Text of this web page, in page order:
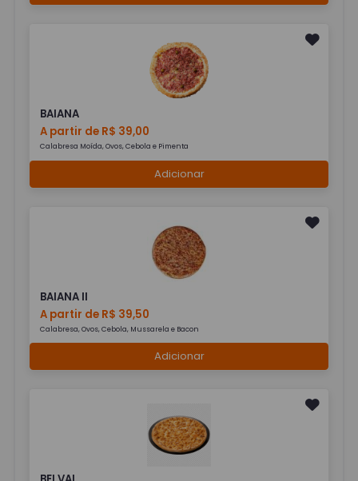
BAIANA
A partir de R$ 39,00
Calabresa Moída, Ovos, Cebola e Pimenta
Adicionar
BAIANA II
A partir de R$ 39,50
Calabresa, Ovos, Cebola, Mussarela e Bacon
Adicionar